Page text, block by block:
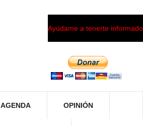
Ayúdame a tenerte informado
AGENDA OPINIÓN